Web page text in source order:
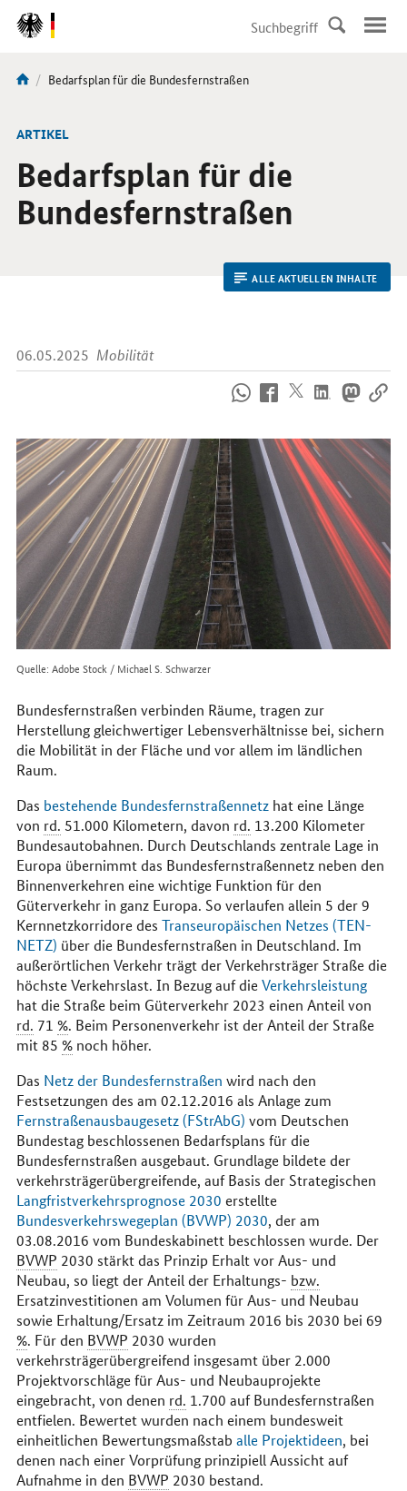
DirektZu:
Navigation
Sie
hier:
Aktuelle
Bedarfsplan für die Bundesfernstraßen
ARTIKEL
Bedarfsplan für die
Bundesfernstraßen
ALLE AKTUELLEN INHALTE
06.05.2025 Mobilität
uns
im
Internet
Quelle: Adobe Stock / Michael S. Schwarzer
Bundesfernstraßen verbinden Räume, tragen zur
Herstellung gleichwertiger Lebensverhältnisse bei, sichern
die Mobilität in der Fläche und vor allem im ländlichen
Raum.
Das bestehende Bundesfernstraßennetzhat eine Länge
von rd. 51.000 Kilometern, davon rd. 13.200 Kilometer
Bundesautobahnen. Durch Deutschlands zentrale Lage in
Europa übernimmt das Bundesfernstraßennetz neben den
Binnenverkehren eine wichtige Funktion für den
Güterverkehr in ganz Europa. So verlaufen allein 5 der 9
Kernnetzkorridore des Transeuropäischen Netzes (TEN-
NETZ) über die Bundesfernstraßen in Deutschland. Im
außerörtlichen Verkehr trägt der Verkehrsträger Straße die
höchste Verkehrslast. In Bezug auf die Verkehrsleistung
hat die Straße beim Güterverkehr 2023 einen Anteil von
rd. 71 %. Beim Personenverkehr ist der Anteil der Straße
mit 85 %noch höher.
Das Netz der Bundesfernstraßen wird nach den
Festsetzungen des am 02.12.2016 als Anlage zum
Fernstraßenausbaugesetz (FStrAbG) vom Deutschen
Bundestag beschlossenen Bedarfsplans für die
Bundesfernstraßen ausgebaut. Grundlage bildete der
verkehrsträgerübergreifende, auf Basis der Strategischen
Langfristverkehrsprognose 2030 erstellte
Bundesverkehrswegeplan (BVWP) 2030, der am
03.08.2016 vom Bundeskabinett beschlossen wurde. Der
BVWP 2030 stärkt das Prinzip Erhalt vor Aus- und
Neubau, so liegt der Anteil der Erhaltungs- bzw.
Ersatzinvestitionen am Volumen für Aus- und Neubau
sowie Erhaltung/Ersatz im Zeitraum 2016 bis 2030 bei 69
%. Für den BVWP 2030 wurden
verkehrsträgerübergreifend insgesamt über 2.000
Projektvorschläge für Aus- und Neubauprojekte
eingebracht, von denen rd. 1.700 auf Bundesfernstraßen
entfielen. Bewertet wurden nach einem bundesweit
einheitlichen Bewertungsmaßstab alle Projektideen, bei
denen nach einer Vorprüfung prinzipiell Aussicht auf
Aufnahme in den BVWP 2030 bestand.